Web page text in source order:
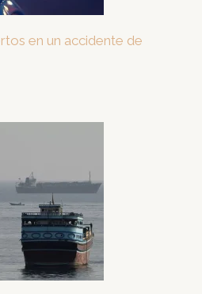
en un accidente de